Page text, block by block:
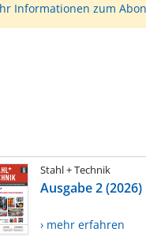
Informationen zum
Stahl + Technik
Ausgabe 2 (2026)
› mehr erfahren